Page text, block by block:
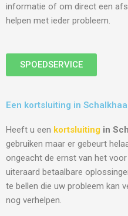
informatie of om direct een
helpen met ieder probleem.
SPOEDSERVICE
Een kortsluiting in
Heeft u een kortsluiting in
gebruiken maar er gebeurt
ongeacht de ernst van het
uiteraard betaalbare
te bellen die uw probleem kan
nog verhelpen.